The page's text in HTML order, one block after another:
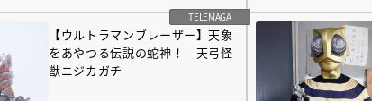
TELEMAGA
【ウルトラマンブレーザー】天象
をあやつる伝説の蛇神！ 天弓怪
獣ニジカガチ